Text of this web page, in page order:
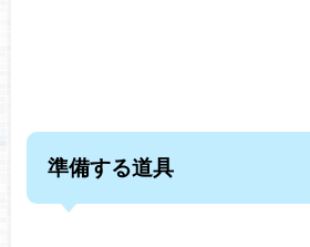
準備する道具